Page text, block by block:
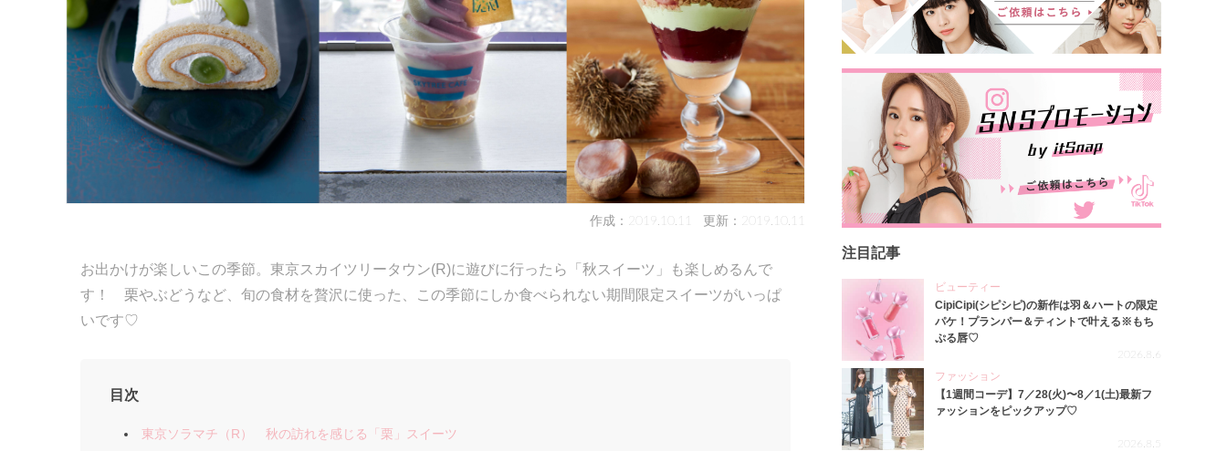
作成：2019.10.11 更新：2019.10.11
お出かけが楽しいこの季節。東京スカイツリータウン(R)に遊びに行ったら「秋スイーツ」も楽しめるんで
す！ 栗やぶどうなど、旬の食材を贅沢に使った、この季節にしか食べられない期間限定スイーツがいっぱ
いです♡
目次
東京ソラマチ（R） 秋の訪れを感じる「栗」スイーツ
注目記事
ビューティー
CipiCipi(シピシピ)の新作は羽＆ハートの限定
パケ！プランパー＆ティントで叶える※もち
ぷる唇♡
2026.8.6
ファッション
【1週間コーデ】7／28(火)〜8／1(土)最新フ
ァッションをピックアップ♡
2026.8.5